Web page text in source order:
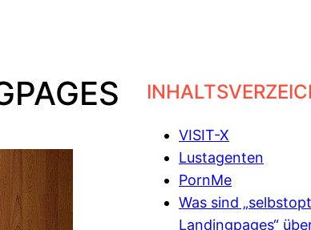
VISIT-X
Lustagenten
PornMe
Was sind
Landingpages“